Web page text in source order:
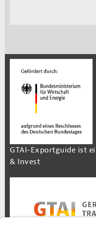
GTAI-Exportguide ist
& Invest